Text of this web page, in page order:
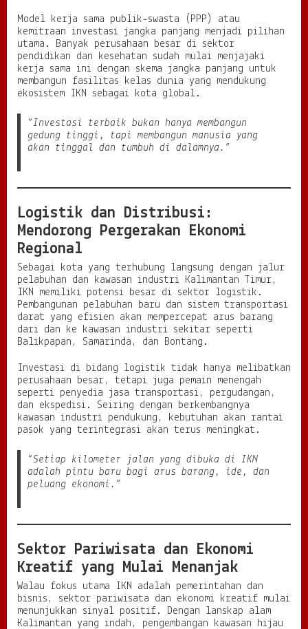
Model kerja sama publik-swasta (PPP) atau
kemitraan investasi jangka panjang menjadi pilihan
utama. Banyak perusahaan besar di sektor
pendidikan dan kesehatan sudah mulai menjajaki
kerja sama ini dengan skema jangka panjang untuk
membangun fasilitas kelas dunia yang mendukung
ekosistem IKN sebagai kota global.
“Investasi terbaik bukan hanya membangun
gedung tinggi, tapi membangun manusia yang
akan tinggal dan tumbuh di dalamnya.”
Logistik dan Distribusi:
Mendorong Pergerakan Ekonomi
Regional
Sebagai kota yang terhubung langsung dengan jalur
pelabuhan dan kawasan industri Kalimantan Timur,
IKN memiliki potensi besar di sektor logistik.
Pembangunan pelabuhan baru dan sistem transportasi
darat yang efisien akan mempercepat arus barang
dari dan ke kawasan industri sekitar seperti
Balikpapan, Samarinda, dan Bontang.
Investasi di bidang logistik tidak hanya melibatkan
perusahaan besar, tetapi juga pemain menengah
seperti penyedia jasa transportasi, pergudangan,
dan ekspedisi. Seiring dengan berkembangnya
kawasan industri pendukung, kebutuhan akan rantai
pasok yang terintegrasi akan terus meningkat.
“Setiap kilometer jalan yang dibuka di IKN
adalah pintu baru bagi arus barang, ide, dan
peluang ekonomi.”
Sektor Pariwisata dan Ekonomi
Kreatif yang Mulai Menanjak
Walau fokus utama IKN adalah pemerintahan dan
bisnis, sektor pariwisata dan ekonomi kreatif mulai
menunjukkan sinyal positif. Dengan lanskap alam
Kalimantan yang indah, pengembangan kawasan hijau